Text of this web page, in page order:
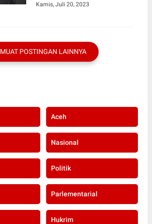
Kamis, Juli 20, 2023
MUAT POSTINGAN LAINNYA
Aceh
Nasional
Politik
Parlementarial
Hukrim